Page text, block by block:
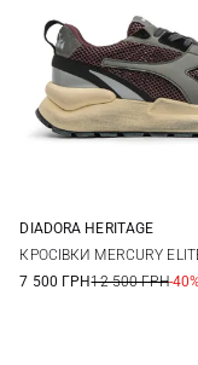
4 UK 4,5 UK 5
DIADORA HERITAGE
КРОСІВКИ MERCURY
7 500 ГРН12 500 ГРН-